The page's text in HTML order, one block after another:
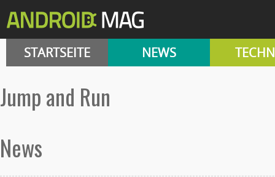
STARTSEITE NEWS
Jump and Run
News